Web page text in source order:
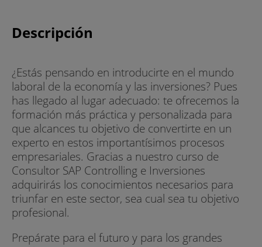
Descripción
¿Estás pensando en introducirte en el mundo
laboral de la economía y las inversiones? Pues
has llegado al lugar adecuado: te ofrecemos la
formación más práctica y personalizada para
que alcances tu objetivo de convertirte en un
experto en estos importantísimos procesos
empresariales. Gracias a nuestro curso de
Consultor SAP Controlling e Inversiones
adquirirás los conocimientos necesarios para
triunfar en este sector, sea cual sea tu objetivo
profesional.
Prepárate para el futuro y para los grandes